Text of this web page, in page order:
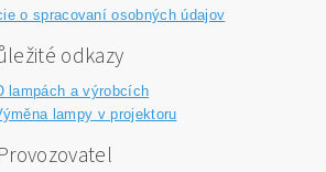
o spracovaní osobných údajov
odkazy
lampách a výrobcích
lampy v projektoru
Provozovatel